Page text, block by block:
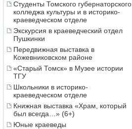
Студенты Томского губернаторского
колледжа культуры и в историко-
краеведческом отделе
Экскурсия в краеведческий отдел
Пушкинки
Передвижная выставка в
Кожевниковском районе
«Старый Томск» в Музее истории
ТГУ
Школьники в историко-
краеведческом отделе
Книжная выставка «Храм, который
был всегда…» (6+)
Юные краеведы